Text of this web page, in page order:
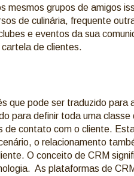
grupos de amigos
de culinária, frequente
e eventos da sua
de clientes.
que pode ser traduzido para
para definir toda uma
contato com o cliente.
o relacionamento
O conceito de CRM
As plataformas de